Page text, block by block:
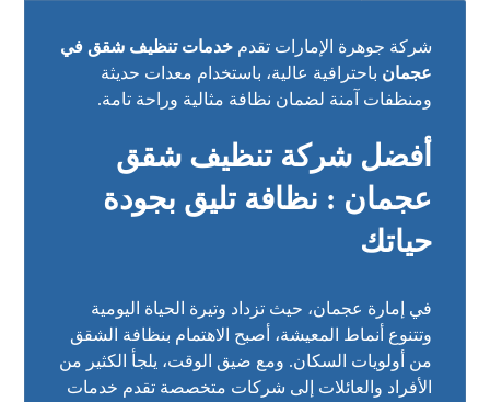
شركة جوهرة الإمارات تقدمخدمات تنظيف شقق في
عجمان باحترافية عالية، باستخدام معدات حديثة
ومنظفات آمنة لضمان نظافة مثالية وراحة تامة.
أفضل شركة تنظيف شقق
عجمان : نظافة تليق بجودة
حياتك
في إمارة عجمان، حيث تزداد وتيرة الحياة اليومية
وتتنوع أنماط المعيشة، أصبح الاهتمام بنظافة الشقق
من أولويات السكان. ومع ضيق الوقت، يلجأ الكثير من
الأفراد والعائلات إلى شركات متخصصة تقدم خدمات